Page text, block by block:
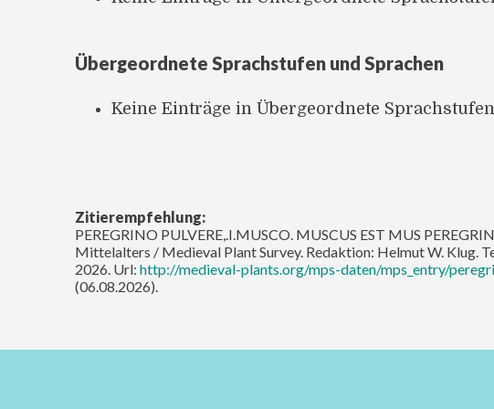
Übergeordnete Sprachstufen und Sprachen
Keine Einträge in Übergeordnete
Zitierempfehlung:
PEREGRINO PULVERE,.I.MUSCO. MUSCUS EST MUS
Mittelalters / Medieval Plant Survey. Redaktion: Helmut W. Klug.
2026. Url: http://medieval-plants.org/mps-daten/mps_entry/
(06.08.2026).